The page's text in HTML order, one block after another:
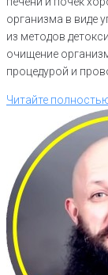
организма в виде
из методов
очищение
процедурой и
Читайте